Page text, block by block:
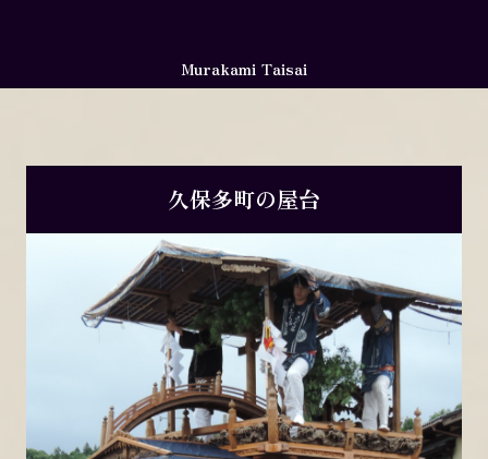
久保多町の屋台
Murakami Taisai